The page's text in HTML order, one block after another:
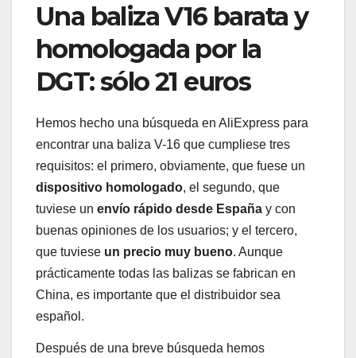
Una baliza V16 barata y
homologada por la
DGT: sólo 21 euros
Hemos hecho una búsqueda en AliExpress para
encontrar una baliza V-16 que cumpliese tres
requisitos: el primero, obviamente, que fuese un
dispositivo homologado, el segundo, que
tuviese un envío rápido desde España y con
buenas opiniones de los usuarios; y el tercero,
que tuviese un precio muy bueno. Aunque
prácticamente todas las balizas se fabrican en
China, es importante que el distribuidor sea
español.
Después de una breve búsqueda hemos